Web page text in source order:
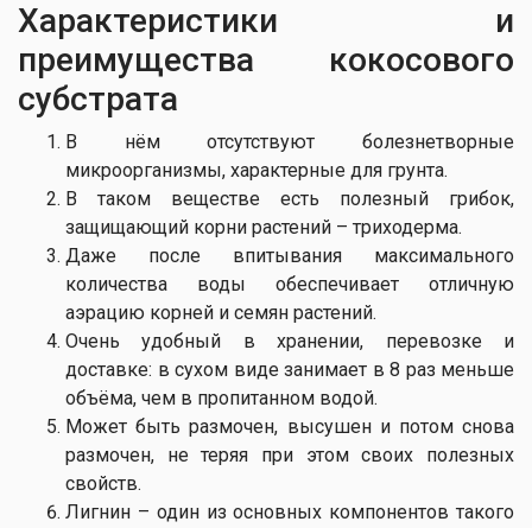
Характеристики и
преимущества кокосового
субстрата
В нём отсутствуют болезнетворные
микроорганизмы, характерные для грунта.
В таком веществе есть полезный грибок,
защищающий корни растений – триходерма.
Даже после впитывания максимального
количества воды обеспечивает отличную
аэрацию корней и семян растений.
Очень удобный в хранении, перевозке и
доставке: в сухом виде занимает в 8 раз меньше
объёма, чем в пропитанном водой.
Может быть размочен, высушен и потом снова
размочен, не теряя при этом своих полезных
свойств.
Лигнин – один из основных компонентов такого